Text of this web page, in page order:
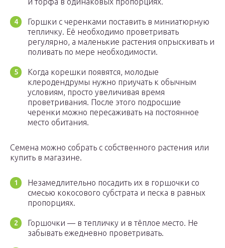
Горшки с черенками поставить в миниатюрную
тепличку. Её необходимо проветривать
регулярно, а маленькие растения опрыскивать и
поливать по мере необходимости.
Когда корешки появятся, молодые
клеродендрумы нужно приучать к обычным
условиям, просто увеличивая время
проветривания. После этого подросшие
черенки можно пересаживать на постоянное
место обитания.
Семена можно собрать с собственного растения или
купить в магазине.
Незамедлительно посадить их в горшочки со
смесью кокосового субстрата и песка в равных
пропорциях.
Горшочки — в тепличку и в тёплое место. Не
забывать ежедневно проветривать.